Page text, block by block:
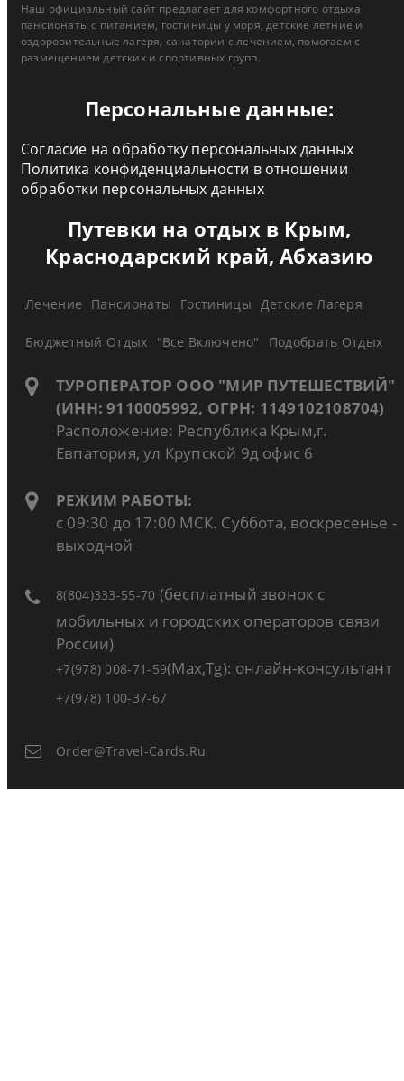
Наш официальный сайт предлагает для комфортного отдыха
пансионаты с питанием, гостиницы у моря, детские летние и
оздоровительные лагеря, санатории с лечением, помогаем с
размещением детских и спортивных групп.
Персональные данные:
Согласие на обработку персональных данных
Политика конфиденциальности в отношении
обработки персональных данных
Путевки на отдых в Крым,
Краснодарский край, Абхазию
Лечение Пансионаты Гостиницы Детские Лагеря
Бюджетный Отдых "Все Включено" Подобрать Отдых
ТУРОПЕРАТОР ООО "МИР ПУТЕШЕСТВИЙ"
(ИНН: 9110005992, ОГРН: 1149102108704)
Расположение: Республика Крым,г.
Евпатория, ул Крупской 9д офис 6
РЕЖИМ РАБОТЫ:
с 09:30 до 17:00 МСК. Суббота, воскресенье -
выходной
8(804)333-55-70 (бесплатный звонок с
мобильных и городских операторов связи
России)
+7(978) 008-71-59(Max,Tg): онлайн-консультант
+7(978) 100-37-67
Order@travel-Cards.ru